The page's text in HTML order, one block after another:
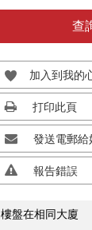
查
加入到我的
打印此頁
發送電郵給
報告錯誤
樓盤在相同大廈